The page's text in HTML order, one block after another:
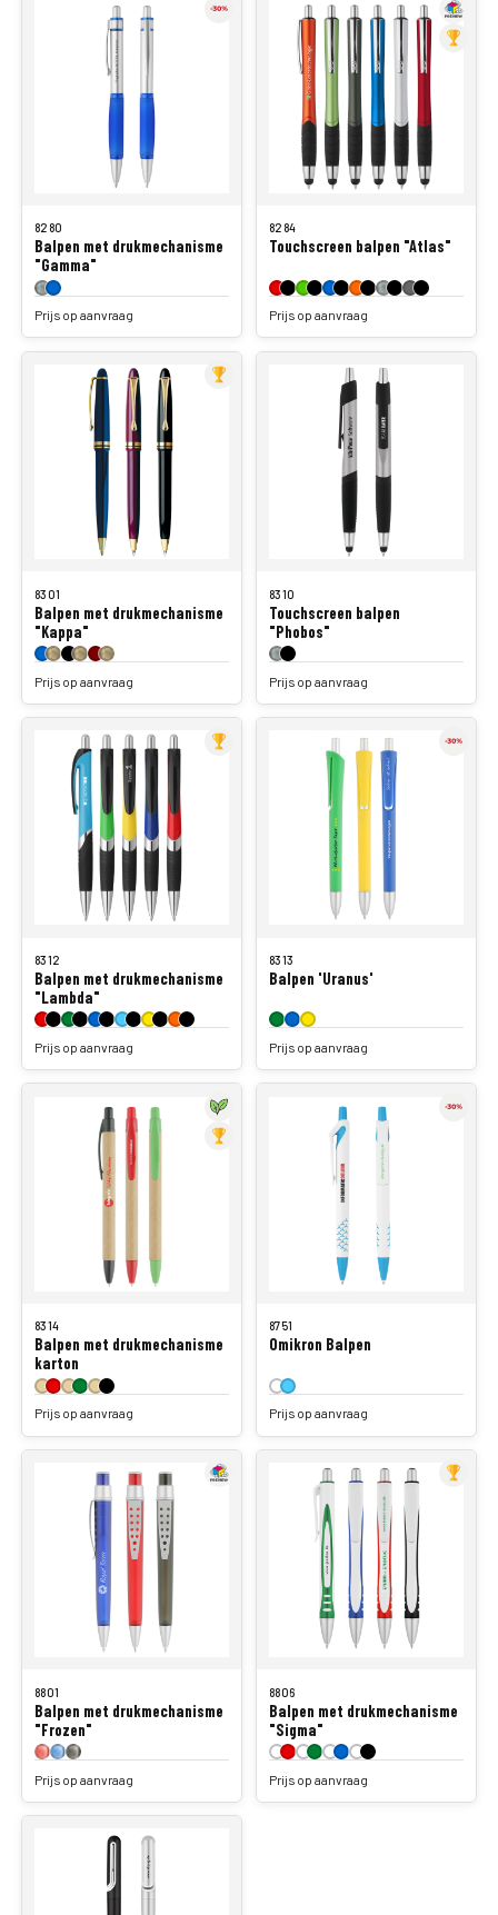
8280
Balpen met drukmechanisme
"Gamma"
Prijs op aanvraag
8284
Touchscreen balpen "Atlas"
Prijs op aanvraag
8301
Balpen met drukmechanisme
"Kappa"
Prijs op aanvraag
8310
Touchscreen balpen
"Phobos"
Prijs op aanvraag
8312
Balpen met drukmechanisme
"Lambda"
Prijs op aanvraag
8313
Balpen 'Uranus'
Prijs op aanvraag
8314
Balpen met drukmechanisme
karton
Prijs op aanvraag
8751
Omikron Balpen
Prijs op aanvraag
8801
Balpen met drukmechanisme
"Frozen"
Prijs op aanvraag
8806
Balpen met drukmechanisme
"Sigma"
Prijs op aanvraag